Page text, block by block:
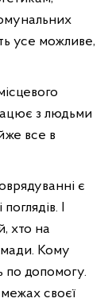
усе можливе,
з людьми
все в
є
І
хто на
Кому
по допомогу.
своєї